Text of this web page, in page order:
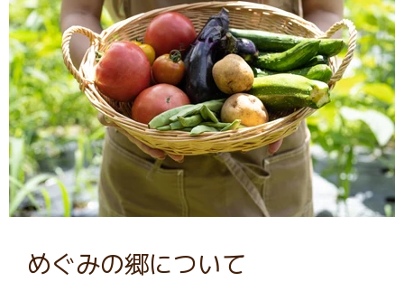
めぐみの郷について